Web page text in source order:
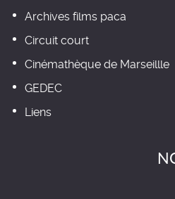
Archives films paca
Circuit court
Cinémathèque de Marseillle
GEDEC
Liens